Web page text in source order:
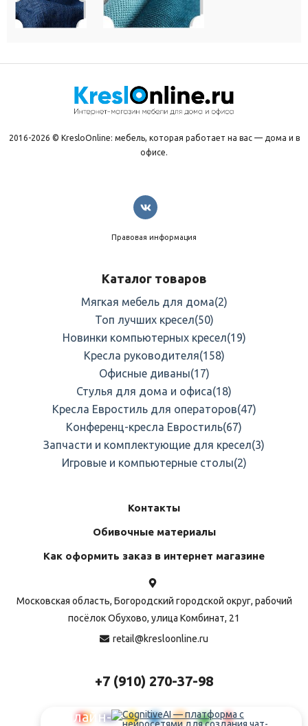
2016-2026 © KresloOnline: мебель, которая работает на вас — дома и в
офисе.
Правовая информация
Каталог товаров
Мягкая мебель для дома(2)
Топ лучших кресел(50)
Новинки компьютерных кресел(19)
Кресла руководителя(158)
Офисные диваны(17)
Стулья для дома и офиса(18)
Кресла Евростиль для операторов(47)
Конференц-кресла Евростиль(67)
Запчасти и комплектующие для кресел(3)
Игровые и компьютерные столы(2)
Контакты
Обивочные материалы
Как оформить заказ в интернет магазине
Московская область, Богородский городской округ, рабочий
посёлок Обухово, улица Комбинат, 21
retail@kresloonline.ru
+7 (910) 270-37-98
Онлайн-